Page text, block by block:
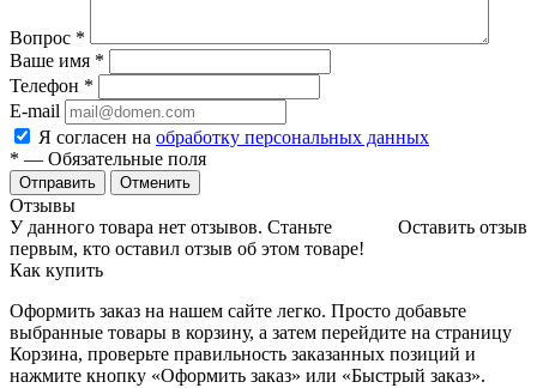
Вопрос *
Ваше имя *
Телефон *
E-mail
Я согласен на обработку персональных данных
* — Обязательные поля
Отменить
Отзывы
Оставить отзыв
У данного товара нет отзывов. Станьте
первым, кто оставил отзыв об этом товаре!
Как купить
Оформить заказ на нашем сайте легко. Просто добавьте
выбранные товары в корзину, а затем перейдите на страницу
Корзина, проверьте правильность заказанных позиций и
нажмите кнопку «Оформить заказ» или «Быстрый заказ».